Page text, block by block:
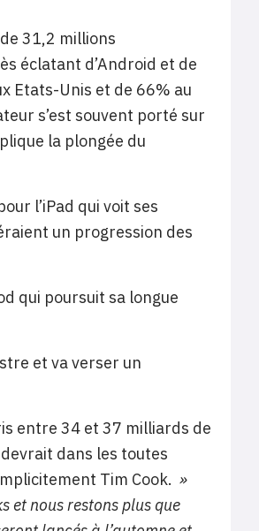
31,2 millions
éclatant d’Android et de
Etats-Unis et de 66% au
s’est souvent porté sur
la plongée du
l’iPad qui voit ses
un progression des
qui poursuit sa longue
et va verser un
entre 34 et 37 milliards de
dans les toutes
Tim Cook. »
et nous restons plus que